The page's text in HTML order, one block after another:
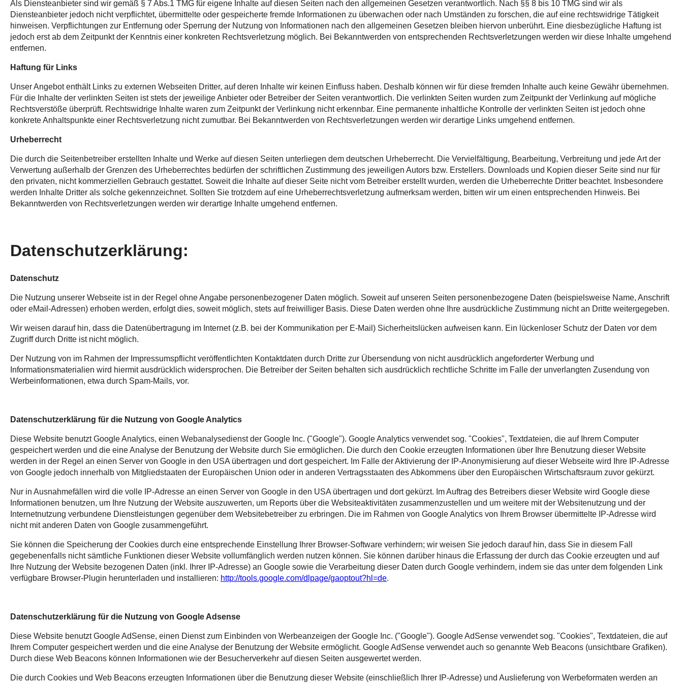
Als Diensteanbieter sind wir gemäß § 7 Abs.1 TMG für eigene Inhalte auf diesen Seiten nach den allgemeinen Gesetzen verantwortlich. Nach §§ 8 bis 10 TMG sind wir als
Diensteanbieter jedoch nicht verpflichtet, übermittelte oder gespeicherte fremde Informationen zu überwachen oder nach Umständen zu forschen, die auf eine rechtswidrige Tätigkeit
hinweisen. Verpflichtungen zur Entfernung oder Sperrung der Nutzung von Informationen nach den allgemeinen Gesetzen bleiben hiervon unberührt. Eine diesbezügliche Haftung ist
jedoch erst ab dem Zeitpunkt der Kenntnis einer konkreten Rechtsverletzung möglich. Bei Bekanntwerden von entsprechenden Rechtsverletzungen werden wir diese Inhalte umgehend
entfernen.
Haftung für Links
Unser Angebot enthält Links zu externen Webseiten Dritter, auf deren Inhalte wir keinen Einfluss haben. Deshalb können wir für diese fremden Inhalte auch keine Gewähr übernehmen.
Für die Inhalte der verlinkten Seiten ist stets der jeweilige Anbieter oder Betreiber der Seiten verantwortlich. Die verlinkten Seiten wurden zum Zeitpunkt der Verlinkung auf mögliche
Rechtsverstöße überprüft. Rechtswidrige Inhalte waren zum Zeitpunkt der Verlinkung nicht erkennbar. Eine permanente inhaltliche Kontrolle der verlinkten Seiten ist jedoch ohne
konkrete Anhaltspunkte einer Rechtsverletzung nicht zumutbar. Bei Bekanntwerden von Rechtsverletzungen werden wir derartige Links umgehend entfernen.
Urheberrecht
Die durch die Seitenbetreiber erstellten Inhalte und Werke auf diesen Seiten unterliegen dem deutschen Urheberrecht. Die Vervielfältigung, Bearbeitung, Verbreitung und jede Art der
Verwertung außerhalb der Grenzen des Urheberrechtes bedürfen der schriftlichen Zustimmung des jeweiligen Autors bzw. Erstellers. Downloads und Kopien dieser Seite sind nur für
den privaten, nicht kommerziellen Gebrauch gestattet. Soweit die Inhalte auf dieser Seite nicht vom Betreiber erstellt wurden, werden die Urheberrechte Dritter beachtet. Insbesondere
werden Inhalte Dritter als solche gekennzeichnet. Sollten Sie trotzdem auf eine Urheberrechtsverletzung aufmerksam werden, bitten wir um einen entsprechenden Hinweis. Bei
Bekanntwerden von Rechtsverletzungen werden wir derartige Inhalte umgehend entfernen.
Datenschutzerklärung:
Datenschutz
Die Nutzung unserer Webseite ist in der Regel ohne Angabe personenbezogener Daten möglich. Soweit auf unseren Seiten personenbezogene Daten (beispielsweise Name, Anschrift
oder eMail-Adressen) erhoben werden, erfolgt dies, soweit möglich, stets auf freiwilliger Basis. Diese Daten werden ohne Ihre ausdrückliche Zustimmung nicht an Dritte weitergegeben.
Wir weisen darauf hin, dass die Datenübertragung im Internet (z.B. bei der Kommunikation per E-Mail) Sicherheitslücken aufweisen kann. Ein lückenloser Schutz der Daten vor dem
Zugriff durch Dritte ist nicht möglich.
Der Nutzung von im Rahmen der Impressumspflicht veröffentlichten Kontaktdaten durch Dritte zur Übersendung von nicht ausdrücklich angeforderter Werbung und
Informationsmaterialien wird hiermit ausdrücklich widersprochen. Die Betreiber der Seiten behalten sich ausdrücklich rechtliche Schritte im Falle der unverlangten Zusendung von
Werbeinformationen, etwa durch Spam-Mails, vor.
Datenschutzerklärung für die Nutzung von Google Analytics
Diese Website benutzt Google Analytics, einen Webanalysedienst der Google Inc. ("Google"). Google Analytics verwendet sog. "Cookies", Textdateien, die auf Ihrem Computer
gespeichert werden und die eine Analyse der Benutzung der Website durch Sie ermöglichen. Die durch den Cookie erzeugten Informationen über Ihre Benutzung dieser Website
werden in der Regel an einen Server von Google in den USA übertragen und dort gespeichert. Im Falle der Aktivierung der IP-Anonymisierung auf dieser Webseite wird Ihre IP-Adresse
von Google jedoch innerhalb von Mitgliedstaaten der Europäischen Union oder in anderen Vertragsstaaten des Abkommens über den Europäischen Wirtschaftsraum zuvor gekürzt.
Nur in Ausnahmefällen wird die volle IP-Adresse an einen Server von Google in den USA übertragen und dort gekürzt. Im Auftrag des Betreibers dieser Website wird Google diese
Informationen benutzen, um Ihre Nutzung der Website auszuwerten, um Reports über die Websiteaktivitäten zusammenzustellen und um weitere mit der Websitenutzung und der
Internetnutzung verbundene Dienstleistungen gegenüber dem Websitebetreiber zu erbringen. Die im Rahmen von Google Analytics von Ihrem Browser übermittelte IP-Adresse wird
nicht mit anderen Daten von Google zusammengeführt.
Sie können die Speicherung der Cookies durch eine entsprechende Einstellung Ihrer Browser-Software verhindern; wir weisen Sie jedoch darauf hin, dass Sie in diesem Fall
gegebenenfalls nicht sämtliche Funktionen dieser Website vollumfänglich werden nutzen können. Sie können darüber hinaus die Erfassung der durch das Cookie erzeugten und auf
Ihre Nutzung der Website bezogenen Daten (inkl. Ihrer IP-Adresse) an Google sowie die Verarbeitung dieser Daten durch Google verhindern, indem sie das unter dem folgenden Link
verfügbare Browser-Plugin herunterladen und installieren: http://tools.google.com/dlpage/gaoptout?hl=de.
Datenschutzerklärung für die Nutzung von Google Adsense
Diese Website benutzt Google AdSense, einen Dienst zum Einbinden von Werbeanzeigen der Google Inc. ("Google"). Google AdSense verwendet sog. "Cookies", Textdateien, die auf
Ihrem Computer gespeichert werden und die eine Analyse der Benutzung der Website ermöglicht. Google AdSense verwendet auch so genannte Web Beacons (unsichtbare Grafiken).
Durch diese Web Beacons können Informationen wie der Besucherverkehr auf diesen Seiten ausgewertet werden.
Die durch Cookies und Web Beacons erzeugten Informationen über die Benutzung dieser Website (einschließlich Ihrer IP-Adresse) und Auslieferung von Werbeformaten werden an